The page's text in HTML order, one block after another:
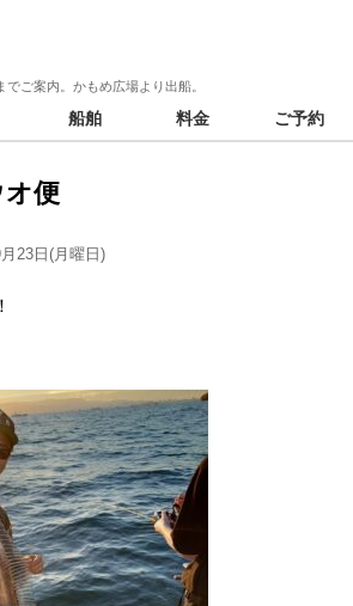
ご案内。かもめ広場より出船。
船舶 料金 ご予約
オ便
23日(月曜日)